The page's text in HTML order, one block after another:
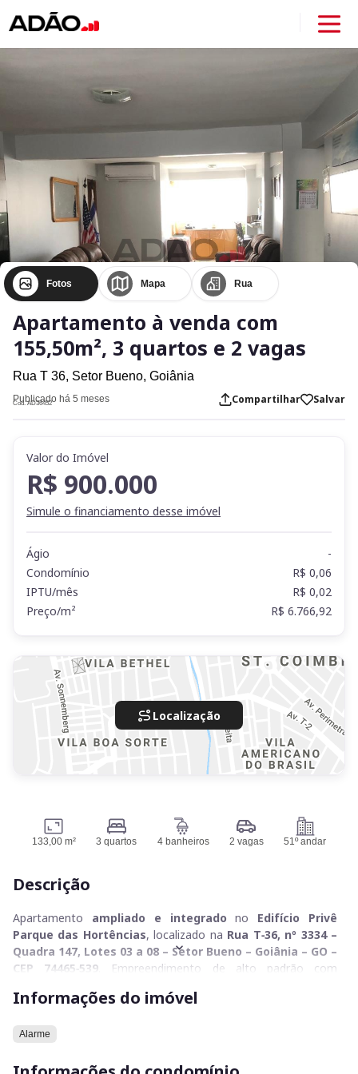
Fotos Mapa Rua
Apartamento à venda com
155,50m², 3 quartos e 2 vagas
Rua T 36, Setor Bueno, Goiânia
Publicado há 5 meses
Cod. AD36452 Compartilhar Salvar
Valor do Imóvel
R$ 900.000
Simule o financiamento desse imóvel
Ágio
-
Condomínio
R$ 0,06
IPTU/mês
R$ 0,02
Preço/m²
R$ 6.766,92
Localização
133,00 m² 3 quartos 4 banheiros 2 vagas 51º andar
Descrição
Apartamento ampliado e integrado no Edifício Privê
Parque das Hortências, localizado na Rua T‑36, nº 3334 –
Quadra 147, Lotes 03 a 08 – Setor Bueno – Goiânia – GO –
CEP 74465‑539 . Empreendimento de alto padrão com
ou investimento.
Características do imóvel:
Sala de estar ampla e iluminada
Informações do imóvel
Alarme